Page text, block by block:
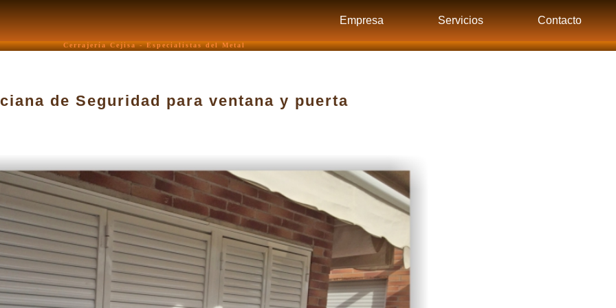
Empresa Servicios Contacto
Cerrajería Cejisa - Especialistas del Metal
de Seguridad para ventana y puerta